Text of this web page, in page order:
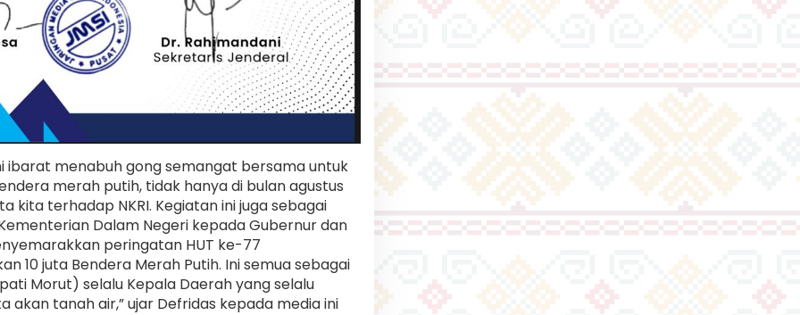
ibarat menabuh gong semangat bersama untuk
merah putih, tidak hanya di bulan agustus
kita terhadap NKRI. Kegiatan ini juga sebagai
Dalam Negeri kepada Gubernur dan
peringatan HUT ke-77
10 juta Bendera Merah Putih. Ini semua sebagai
Morut) selalu Kepala Daerah yang selalu
akan tanah air,” ujar Defridas kepada media ini